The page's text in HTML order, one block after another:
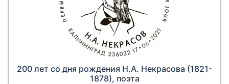
200 лет со дня рождения Н.А. Некрасова (1821-
1878), поэта